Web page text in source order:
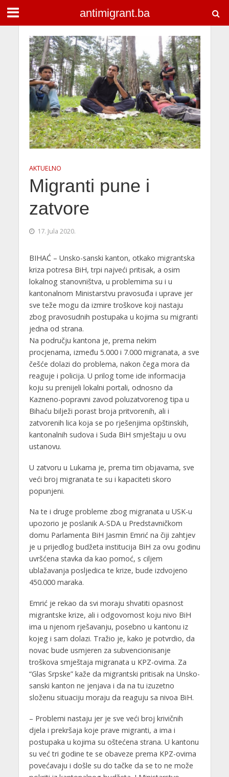
antimigrant.ba
AKTUELNO
Migranti pune i
zatvore
17. Jula 2020.
BIHAĆ – Unsko-sanski kanton, otkako migrantska
kriza potresa BiH, trpi najveći pritisak, a osim
lokalnog stanovništva, u problemima su i u
kantonalnom Ministarstvu pravosuđa i uprave jer
sve teže mogu da izmire troškove koji nastaju
zbog pravosudnih postupaka u kojima su migranti
jedna od strana.
Na području kantona je, prema nekim
procjenama, između 5.000 i 7.000 migranata, a sve
češće dolazi do problema, nakon čega mora da
reaguje i policija. U prilog tome ide informacija
koju su prenijeli lokalni portali, odnosno da
Kazneno-popravni zavod poluzatvorenog tipa u
Bihaću bilježi porast broja pritvorenih, ali i
zatvorenih lica koja se po rješenjima opštinskih,
kantonalnih sudova i Suda BiH smještaju u ovu
ustanovu.
U zatvoru u Lukama je, prema tim objavama, sve
veći broj migranata te su i kapaciteti skoro
popunjeni.
Na te i druge probleme zbog migranata u USK-u
upozorio je poslanik A-SDA u Predstavničkom
domu Parlamenta BiH Jasmin Emrić na čiji zahtjev
je u prijedlog budžeta institucija BiH za ovu godinu
uvršćena stavka da kao pomoć, s ciljem
ublažavanja posljedica te krize, bude izdvojeno
450.000 maraka.
Emrić je rekao da svi moraju shvatiti opasnost
migrantske krize, ali i odgovornost koju nivo BiH
ima u njenom rješavanju, posebno u kantonu iz
kojeg i sam dolazi. Tražio je, kako je potvrdio, da
novac bude usmjeren za subvencionisanje
troškova smještaja migranata u KPZ-ovima. Za
“Glas Srpske” kaže da migrantski pritisak na Unsko-
sanski kanton ne jenjava i da na tu izuzetno
složenu situaciju moraju da reaguju sa nivoa BiH.
– Problemi nastaju jer je sve veći broj krivičnih
djela i prekršaja koje prave migranti, a ima i
postupaka u kojima su oštećena strana. U kantonu
su već tri godine te se obaveze prema KPZ-ovima
povećavaju i došle su do tačke da se to ne može